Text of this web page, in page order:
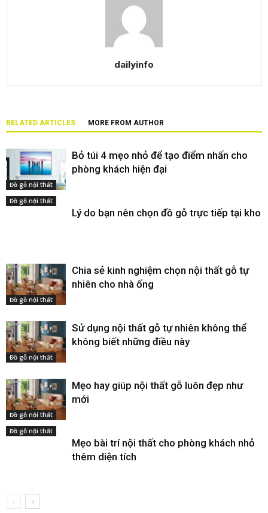
dailyinfo
RELATED ARTICLES MORE FROM AUTHOR
Đồ gỗ nội thất
Bỏ túi 4 mẹo nhỏ để tạo điểm nhấn cho
phòng khách hiện đại
Đồ gỗ nội thất
Lý do bạn nên chọn đồ gỗ trực tiếp tại kho
Đồ gỗ nội thất
Chia sẻ kinh nghiệm chọn nội thất gỗ tự
nhiên cho nhà ống
Đồ gỗ nội thất
Sử dụng nội thất gỗ tự nhiên không thể
không biết những điều này
Đồ gỗ nội thất
Mẹo hay giúp nội thất gỗ luôn đẹp như
mới
Đồ gỗ nội thất
Mẹo bài trí nội thất cho phòng khách nhỏ
thêm diện tích